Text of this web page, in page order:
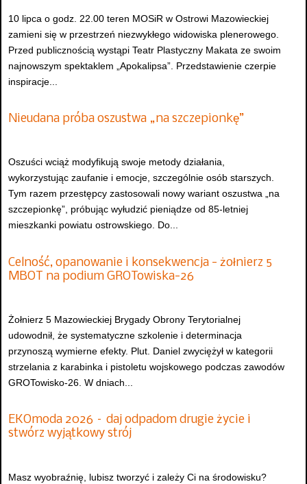
10 lipca o godz. 22.00 teren MOSiR w Ostrowi Mazowieckiej
zamieni się w przestrzeń niezwykłego widowiska plenerowego.
Przed publicznością wystąpi Teatr Plastyczny Makata ze swoim
najnowszym spektaklem „Apokalipsa”. Przedstawienie czerpie
inspiracje...
Nieudana próba oszustwa „na szczepionkę”
Oszuści wciąż modyfikują swoje metody działania,
wykorzystując zaufanie i emocje, szczególnie osób starszych.
Tym razem przestępcy zastosowali nowy wariant oszustwa „na
szczepionkę”, próbując wyłudzić pieniądze od 85-letniej
mieszkanki powiatu ostrowskiego. Do...
Celność, opanowanie i konsekwencja - żołnierz 5
MBOT na podium GROTowiska-26
Żołnierz 5 Mazowieckiej Brygady Obrony Terytorialnej
udowodnił, że systematyczne szkolenie i determinacja
przynoszą wymierne efekty. Plut. Daniel zwyciężył w kategorii
strzelania z karabinka i pistoletu wojskowego podczas zawodów
GROTowisko-26. W dniach...
EKOmoda 2026 – daj odpadom drugie życie i
stwórz wyjątkowy strój
Masz wyobraźnię, lubisz tworzyć i zależy Ci na środowisku?